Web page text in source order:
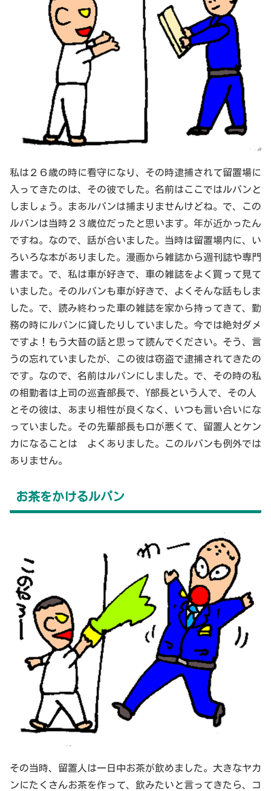
私は２６歳の時に看守になり、その時逮捕されて留置場に
入ってきたのは、その彼でした。名前はここではルパンと
しましょう。まあルパンは捕まりませんけどね。で、この
ルパンは当時２３歳位だったと思います。年が近かったん
ですね。なので、話が合いました。当時は留置場内に、い
ろいろな本がありました。漫画から雑誌から週刊誌や専門
書まで。で、私は車が好きで、車の雑誌をよく買って見て
いました。そのルパンも車が好きで、よくそんな話もしま
した。で、読み終わった車の雑誌を家から持ってきて、勤
務の時にルパンに貸したりしていました。今では絶対ダメ
ですよ！もう大昔の話と思って読んでください。そう、言
うの忘れていましたが、この彼は窃盗で逮捕されてきたの
です。なので、名前はルパンにしました。で、その時の私
の相勤者は上司の巡査部長で、Y部長という人で、その人
とその彼は、あまり相性が良くなく、いつも言い合いにな
っていました。その先輩部長も口が悪くて、留置人とケン
カになることは よくありました。このルパンも例外では
ありません。
お茶をかけるルパン
その当時、留置人は一日中お茶が飲めました。大きなヤカ
ンにたくさんお茶を作って、飲みたいと言ってきたら、コ